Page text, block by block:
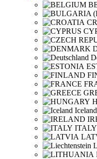
Iceland
ITALY